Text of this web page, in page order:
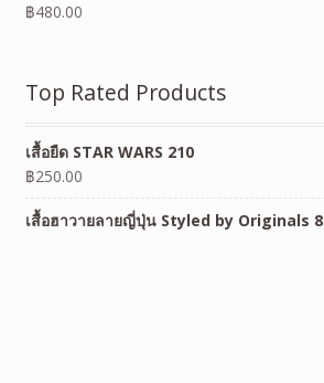
฿480.00
Top Rated Products
เสื้อยืด STAR WARS 210
฿250.00
เสื้อฮาวายลายญี่ปุ่น Styled by Originals 8